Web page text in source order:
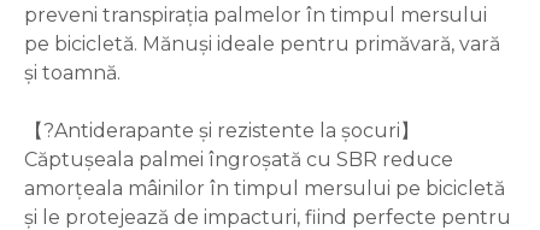
preveni transpirația palmelor în timpul mersului
pe bicicletă. Mănuși ideale pentru primăvară, vară
și toamnă.
【?Antiderapante și rezistente la șocuri】
Căptușeala palmei îngroșată cu SBR reduce
amorțeala mâinilor în timpul mersului pe bicicletă
și le protejează de impacturi, fiind perfecte pentru